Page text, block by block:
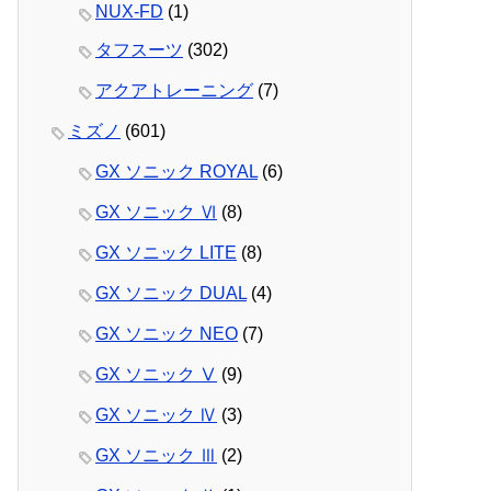
NUX-FD (1)
タフスーツ (302)
アクアトレーニング (7)
ミズノ (601)
GX ソニック ROYAL (6)
GX ソニック Ⅵ (8)
GX ソニック LITE (8)
GX ソニック DUAL (4)
GX ソニック NEO (7)
GX ソニック Ⅴ (9)
GX ソニック Ⅳ (3)
GX ソニック Ⅲ (2)